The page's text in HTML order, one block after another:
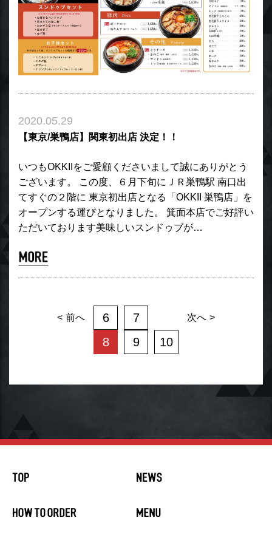
2020.05.29
【東京/巣鴨店】関東初出店 決定！！
いつもOKKIIをご愛顧くださいまして誠にありがとう
ございます。 この度、６月下旬にＪＲ巣鴨駅 南口出
てすぐの２階に 東京初出店となる「OKKII 巣鴨店」を
オープンする運びとなりました。 箕面本店でご好評い
ただいております美味しいスンドゥブが…
前へ 6
7
8
9 10
次へ